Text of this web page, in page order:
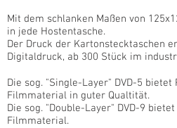
Mit dem schlanken Maßen von
in jede Hostentasche.
Der Druck der Kartonstecktaschen
Digitaldruck, ab 300 Stück im
Die sog. "Single-Layer" DVD-5 bietet
Filmmaterial in guter Qualtität.
Die sog. "Double-Layer" DVD-9
Filmmaterial.